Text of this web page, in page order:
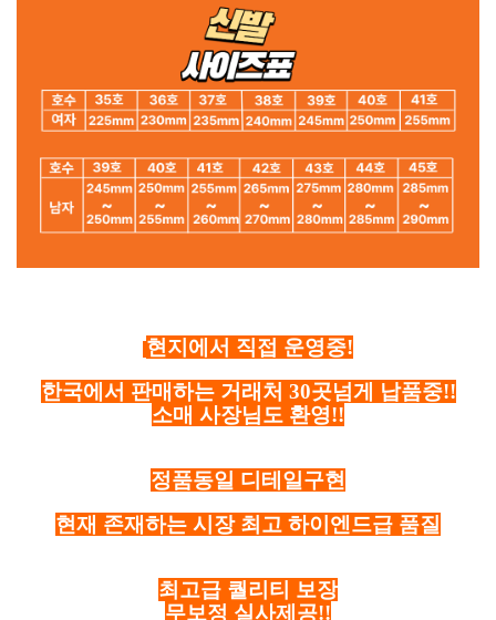
현지에서 직접 운영중!
한국에서 판매하는 거래처 30곳넘게 납품중!!
소매 사장님도 환영!!
정품동일 디테일구현
현재 존재하는 시장 최고 하이엔드급 품질
최고급 퀄리티 보장
무보정 실사제공!!